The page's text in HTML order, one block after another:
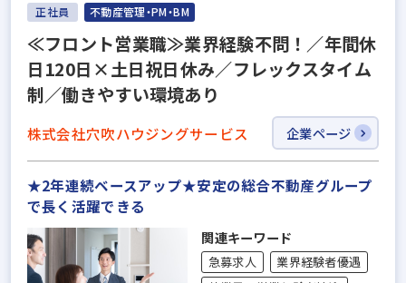
正社員 不動産管理・PM・BM
≪フロント営業職≫業界経験不問！／年間休
日120日×土日祝日休み／フレックスタイム
制／働きやすい環境あり
株式会社穴吹ハウジングサービス 企業ページ
★2年連続ベースアップ★安定の総合不動産グループ
で長く活躍できる
関連キーワード
急募求人
業界経験者優遇